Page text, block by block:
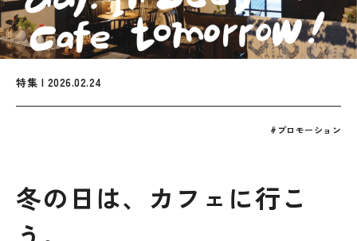
特集 | 2026.02.24
#プロモーション
冬の日は、カフェに行こ